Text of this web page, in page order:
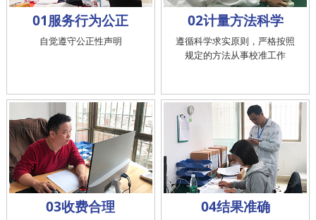
01服务行为公正
自觉遵守公正性声明
02计量方法科学
遵循科学求实原则，严格按照
规定的方法从事校准工作
03收费合理 04结果准确